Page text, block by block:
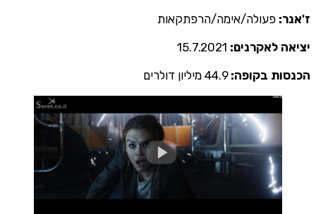
ז'אנר: פעולה/אימה/הרפתקאות
יציאה לאקרנים: 15.7.2021
הכנסות בקופה:44.9 מיליון דולרים